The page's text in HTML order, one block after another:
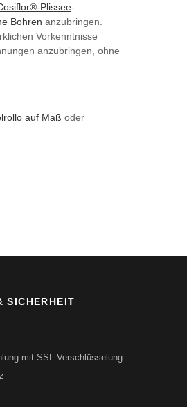
Plissee-
Bohren anzubringen.
Vorkenntnisse
anzubringen, ohne
auf Maß oder
SICHERHEIT
mit SSL-Verschlüsselung